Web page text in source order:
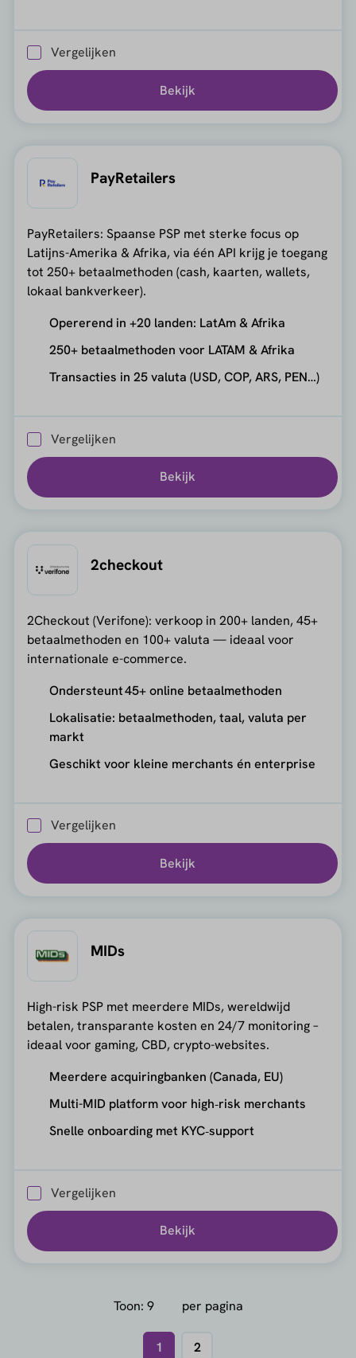
Vergelijken
Bekijk
PayRetailers
PayRetailers: Spaanse PSP met sterke focus op
Latijns-Amerika & Afrika, via één API krijg je toegang
tot 250+ betaalmethoden (cash, kaarten, wallets,
lokaal bankverkeer).
Opererend in +20 landen: LatAm & Afrika
250+ betaalmethoden voor LATAM & Afrika
Transacties in 25 valuta (USD, COP, ARS, PEN…)
Vergelijken
Bekijk
2checkout
2Checkout (Verifone): verkoop in 200+ landen, 45+
betaalmethoden en 100+ valuta — ideaal voor
internationale e-commerce.
Ondersteunt 45+ online betaalmethoden
Lokalisatie: betaalmethoden, taal, valuta per
markt
Geschikt voor kleine merchants én enterprise
Vergelijken
Bekijk
MIDs
High-risk PSP met meerdere MIDs, wereldwijd
betalen, transparante kosten en 24/7 monitoring –
ideaal voor gaming, CBD, crypto-websites.
Meerdere acquiringbanken (Canada, EU)
Multi-MID platform voor high‑risk merchants
Snelle onboarding met KYC‑support
Vergelijken
Bekijk
Toon: per pagina
1 2